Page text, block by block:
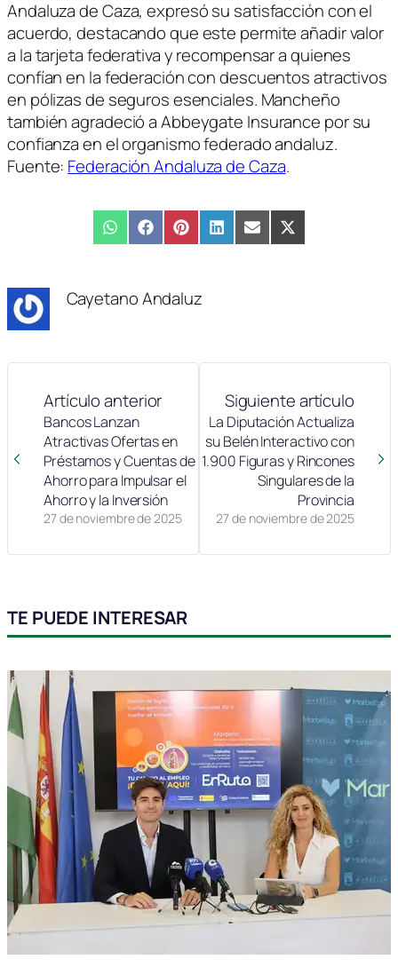
Andaluza de Caza, expresó su satisfacción con el
acuerdo, destacando que este permite añadir valor
a la tarjeta federativa y recompensar a quienes
confían en la federación con descuentos atractivos
en pólizas de seguros esenciales. Mancheño
también agradeció a Abbeygate Insurance por su
confianza en el organismo federado andaluz.
Fuente: Federación Andaluza de Caza.
Compartir
en
WhatsAppCompartir
en
FacebookCompartir
en
PinterestCompartir
en
LinkedInCompartir
en
EmailCompartir
en
X
(Twitter)
Cayetano Andaluz
Artículo anterior
27 de noviembre de 2025
Bancos Lanzan
Atractivas Ofertas en
Préstamos y Cuentas de
Ahorro para Impulsar el
Ahorro y la Inversión
Siguiente artículo
27 de noviembre de 2025
La Diputación Actualiza
su Belén Interactivo con
1.900 Figuras y Rincones
Singulares de la
Provincia
TE PUEDE INTERESAR